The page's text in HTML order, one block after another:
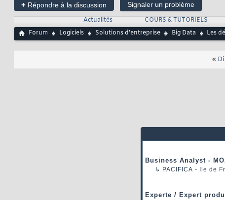
+ Répondre à la discussion
Signaler un problème
Actualités
COURS & TUTORIELS
Forum
Logiciels Solutions d'entreprise Big Data Les
«
Business Analyst -
↳ PACIFICA - Ile de
Experte / Expert